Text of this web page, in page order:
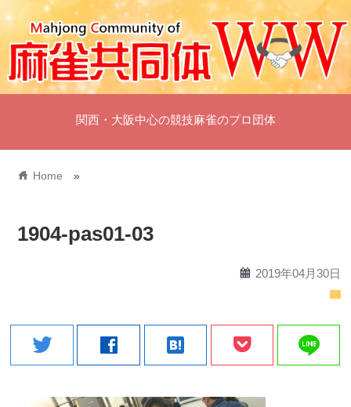
関西・大阪中心の競技麻雀のプロ団体
home Home »
1904-pas01-03
calendar 2019年04月30日
folder
twitter facebook hatenabookmark line